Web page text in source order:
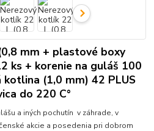
mm + plastové boxy
ks + korenie na guláš 100
kotlina (1,0 mm) 42 PLUS
do 220 C°
a iných pochutín v záhrade, v
akcie a posedenia pri dobrom